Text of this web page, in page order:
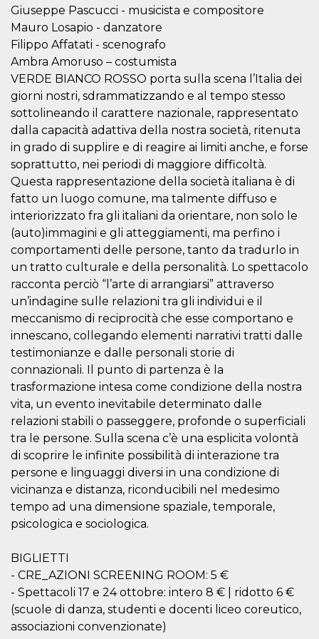
Giuseppe Pascucci - musicista e compositore
Mauro Losapio - danzatore
Filippo Affatati - scenografo
Ambra Amoruso – costumista
VERDE BIANCO ROSSO porta sulla scena l’Italia dei
giorni nostri, sdrammatizzando e al tempo stesso
sottolineando il carattere nazionale, rappresentato
dalla capacità adattiva della nostra società, ritenuta
in grado di supplire e di reagire ai limiti anche, e forse
soprattutto, nei periodi di maggiore difficoltà.
Questa rappresentazione della società italiana è di
fatto un luogo comune, ma talmente diffuso e
interiorizzato fra gli italiani da orientare, non solo le
(auto)immagini e gli atteggiamenti, ma perfino i
comportamenti delle persone, tanto da tradurlo in
un tratto culturale e della personalità. Lo spettacolo
racconta perciò “l’arte di arrangiarsi” attraverso
un’indagine sulle relazioni tra gli individui e il
meccanismo di reciprocità che esse comportano e
innescano, collegando elementi narrativi tratti dalle
testimonianze e dalle personali storie di
connazionali. Il punto di partenza è la
trasformazione intesa come condizione della nostra
vita, un evento inevitabile determinato dalle
relazioni stabili o passeggere, profonde o superficiali
tra le persone. Sulla scena c’è una esplicita volontà
di scoprire le infinite possibilità di interazione tra
persone e linguaggi diversi in una condizione di
vicinanza e distanza, riconducibili nel medesimo
tempo ad una dimensione spaziale, temporale,
psicologica e sociologica.
BIGLIETTI
- CRE_AZIONI SCREENING ROOM: 5 €
- Spettacoli 17 e 24 ottobre: intero 8 € | ridotto 6 €
(scuole di danza, studenti e docenti liceo coreutico,
associazioni convenzionate)
how it is
used can be
a logged-in
user
between
pages.
m.stripe.com
month
This cookie
is generally
used for
performance
and
optimization
of payment
processing
services,
facilitating
caching of
content on
to make
faster.
CookieScriptConsent
CookieScript
oooh.events
4 weeks 2
days
This cookie
is used by
Cookie-
Script.com
consent
preferences.
It is
necessary
for Cookie-
Script.com
banner to
work
properly.
Storage declaration
Name
fbssls_314278995690155
storage
wpEmojiSettingsSupports
Session
storage
cn_uc__
Local
storage